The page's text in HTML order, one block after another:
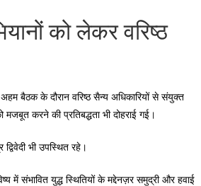
को लेकर वरिष्ठ
बैठक के दौरान वरिष्ठ सैन्य अधिकारियों से संयुक्त
मजबूत करने की प्रतिबद्धता भी दोहराई गई।
भी उपस्थित रहे।
में संभावित युद्ध स्थितियों के मद्देनज़र समुद्री और हवाई